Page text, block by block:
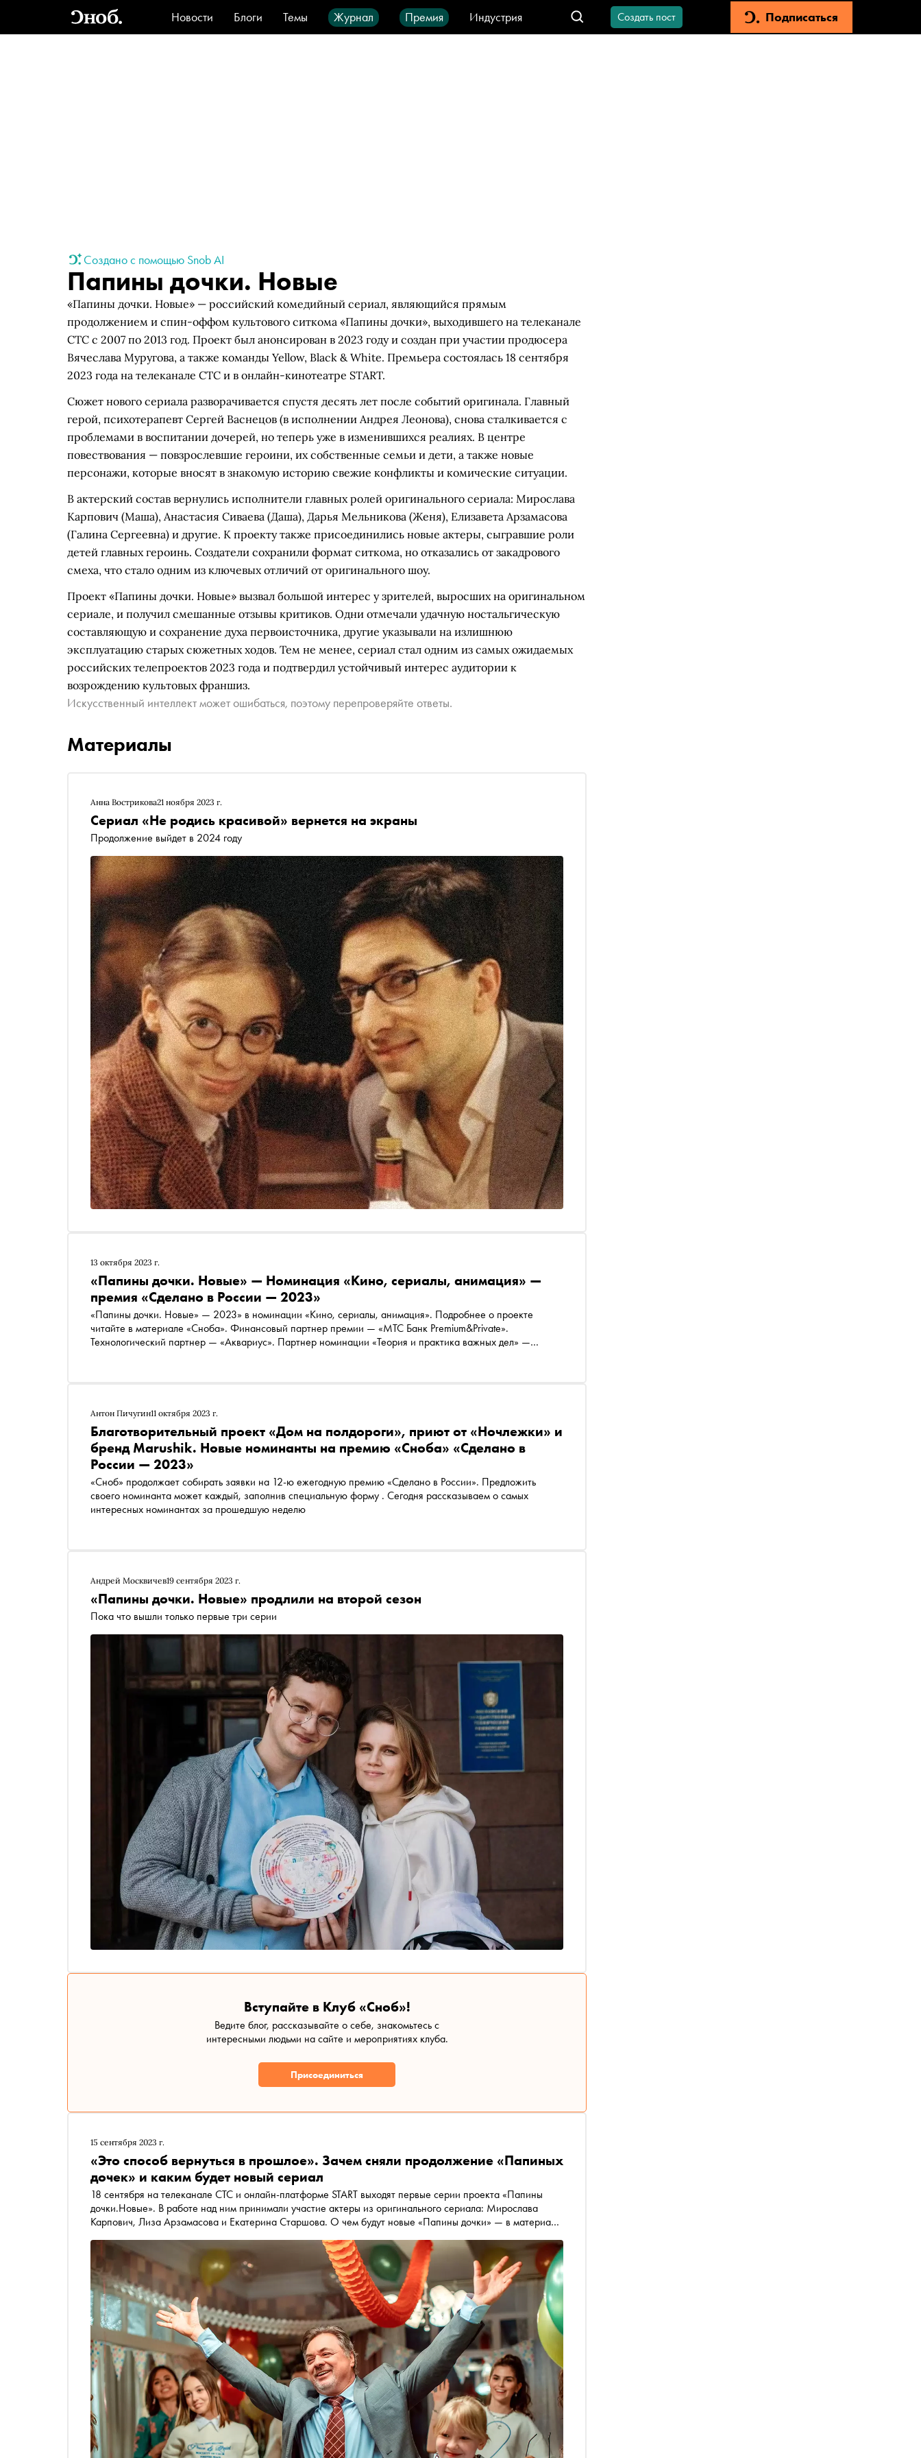
Новости Блоги Темы Журнал Премия
Индустрия
Стиль
Видео Город IT-продукты
Создать пост Подписаться
Создано с помощью Snob AI
Папины дочки. Новые
«Папины дочки. Новые» — российский комедийный сериал, являющийся прямым
продолжением и спин-оффом культового ситкома «Папины дочки», выходившего на телеканале
СТС с 2007 по 2013 год. Проект был анонсирован в 2023 году и создан при участии продюсера
Вячеслава Муругова, а также команды Yellow, Black & White. Премьера состоялась 18 сентября
2023 года на телеканале СТС и в онлайн-кинотеатре START.
Сюжет нового сериала разворачивается спустя десять лет после событий оригинала. Главный
герой, психотерапевт Сергей Васнецов (в исполнении Андрея Леонова), снова сталкивается с
проблемами в воспитании дочерей, но теперь уже в изменившихся реалиях. В центре
повествования — повзрослевшие героини, их собственные семьи и дети, а также новые
персонажи, которые вносят в знакомую историю свежие конфликты и комические ситуации.
В актерский состав вернулись исполнители главных ролей оригинального сериала: Мирослава
Карпович (Маша), Анастасия Сиваева (Даша), Дарья Мельникова (Женя), Елизавета Арзамасова
(Галина Сергеевна) и другие. К проекту также присоединились новые актеры, сыгравшие роли
детей главных героинь. Создатели сохранили формат ситкома, но отказались от закадрового
смеха, что стало одним из ключевых отличий от оригинального шоу.
Проект «Папины дочки. Новые» вызвал большой интерес у зрителей, выросших на оригинальном
сериале, и получил смешанные отзывы критиков. Одни отмечали удачную ностальгическую
составляющую и сохранение духа первоисточника, другие указывали на излишнюю
эксплуатацию старых сюжетных ходов. Тем не менее, сериал стал одним из самых ожидаемых
российских телепроектов 2023 года и подтвердил устойчивый интерес аудитории к
возрождению культовых франшиз.
Искусственный интеллект может ошибаться, поэтому перепроверяйте ответы.
Материалы
Анна Вострикова21 ноября 2023 г.
Сериал «Не родись красивой» вернется на экраны
Продолжение выйдет в 2024 году
13 октября 2023 г.
«Папины дочки. Новые» — Номинация «Кино, сериалы, анимация» —
премия «Сделано в России — 2023»
«Папины дочки. Новые» — 2023» в номинации «Кино, сериалы, анимация». Подробнее о проекте
читайте в материале «Сноба». Финансовый партнер премии — «МТС Банк Premium&Private».
Технологический партнер — «Аквариус». Партнер номинации «Теория и практика важных дел» —
Антон Пичугин11 октября 2023 г.
Благотворительный проект «Дом на полдороги», приют от «Ночлежки» и
бренд Marushik. Новые номинанты на премию «Сноба» «Сделано в
России — 2023»
«Сноб» продолжает собирать заявки на 12-ю ежегодную премию «Сделано в России». Предложить
своего номинанта может каждый, заполнив специальную форму . Сегодня рассказываем о самых
интересных номинантах за прошедшую неделю
Андрей Москвичев19 сентября 2023 г.
«Папины дочки. Новые» продлили на второй сезон
Пока что вышли только первые три серии
Вступайте в Клуб «Сноб»!
Ведите блог, рассказывайте о себе, знакомьтесь с
интересными людьми на сайте и мероприятиях клуба.
Присоединиться
15 сентября 2023 г.
«Это способ вернуться в прошлое». Зачем сняли продолжение «Папиных
дочек» и каким будет новый сериал
18 сентября на телеканале СТС и онлайн-платформе START выходят первые серии проекта «Папины
дочки.Новые». В работе над ним принимали участие актеры из оригинального сериала: Мирослава
Карпович, Лиза Арзамасова и Екатерина Старшова. О чем будут новые «Папины дочки» — в материале